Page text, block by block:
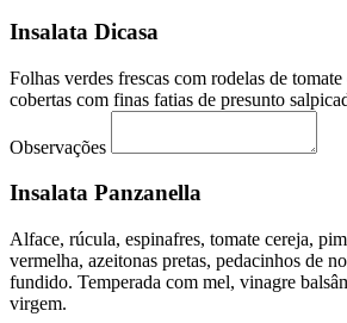
Insalata Dicasa
Folhas verdes frescas com rodelas de
cobertas com finas fatias de presunto
Observações
Insalata Panzanella
Alface, rúcula, espinafres, tomate cereja,
vermelha, azeitonas pretas, pedacinhos de
fundido. Temperada com mel, vinagre
virgem.